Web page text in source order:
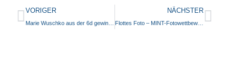
VORIGER NÄCHSTER
Flottes Foto – MINT-Fotowettbewerb an der GBS